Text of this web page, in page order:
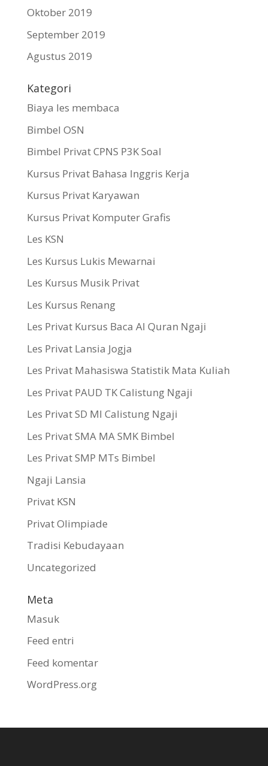
Oktober 2019
September 2019
Agustus 2019
Kategori
Biaya les membaca
Bimbel OSN
Bimbel Privat CPNS P3K Soal
Kursus Privat Bahasa Inggris Kerja
Kursus Privat Karyawan
Kursus Privat Komputer Grafis
Les KSN
Les Kursus Lukis Mewarnai
Les Kursus Musik Privat
Les Kursus Renang
Les Privat Kursus Baca Al Quran Ngaji
Les Privat Lansia Jogja
Les Privat Mahasiswa Statistik Mata Kuliah
Les Privat PAUD TK Calistung Ngaji
Les Privat SD MI Calistung Ngaji
Les Privat SMA MA SMK Bimbel
Les Privat SMP MTs Bimbel
Ngaji Lansia
Privat KSN
Privat Olimpiade
Tradisi Kebudayaan
Uncategorized
Meta
Masuk
Feed entri
Feed komentar
WordPress.org